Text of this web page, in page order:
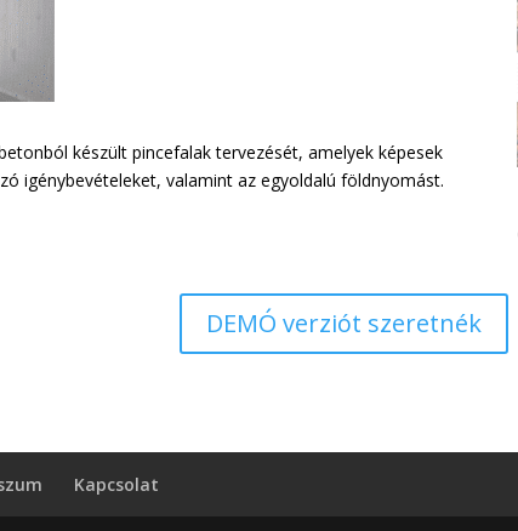
készült pincefalak tervezését, amelyek képesek
igénybevételeket, valamint az egyoldalú földnyomást.
DEMÓ verziót szeretnék
Kapcsolat